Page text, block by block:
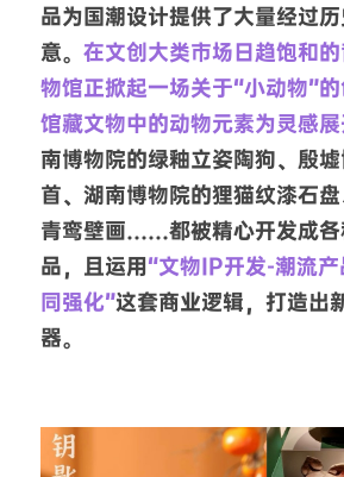
品为国潮设计提供了大量经过
意。 在文创大类市场日趋饱和
物馆正掀起一场关于“小动物”
馆藏文物中的动物元素为灵感
南博物院的绿釉立姿陶狗、殷
首、湖南博物院的狸猫纹漆石
青鸾壁画……都被精心开发成各
品，且运用“文物IP开发-潮流
同强化”这套商业逻辑，打造出
器。